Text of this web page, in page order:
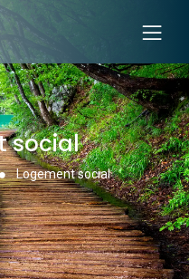
social
Logement social